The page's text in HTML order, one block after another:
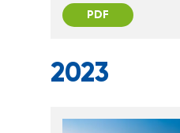
PDF
2023